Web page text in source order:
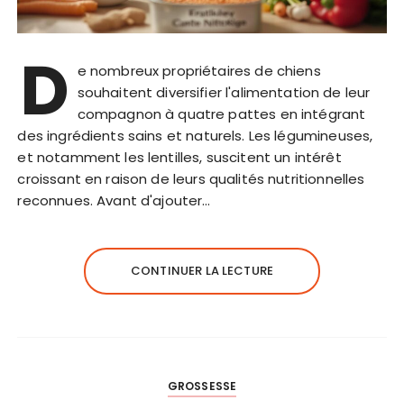
D e nombreux propriétaires de chiens
souhaitent diversifier l'alimentation de leur
compagnon à quatre pattes en intégrant
des ingrédients sains et naturels. Les légumineuses,
et notamment les lentilles, suscitent un intérêt
croissant en raison de leurs qualités nutritionnelles
reconnues. Avant d'ajouter…
CONTINUER LA LECTURE
GROSSESSE